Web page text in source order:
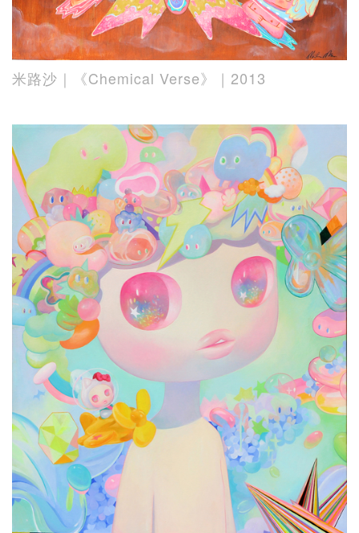
米路沙｜《Chemical Verse》｜2013